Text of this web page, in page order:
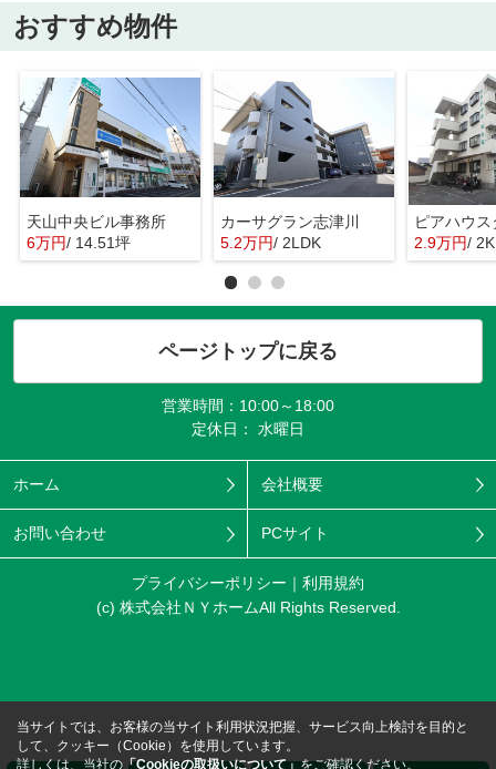
おすすめ物件
天山中央ビル事務所
6万円/ 14.51坪
カーサグラン志津川
5.2万円/ 2LDK
ピアハウス
2.9万円/ 2K
ページトップに戻る
営業時間：10:00～18:00
定休日： 水曜日
ホーム 会社概要
お問い合わせ PCサイト
プライバシーポリシー
利用規約
(c) 株式会社ＮＹホームAll Rights Reserved.
当サイトでは、お客様の当サイト利用状況把握、サービス向上検討を目的と
して、クッキー（Cookie）を使用しています。
詳しくは、当社の 「Cookieの取扱いについて」をご確認ください。